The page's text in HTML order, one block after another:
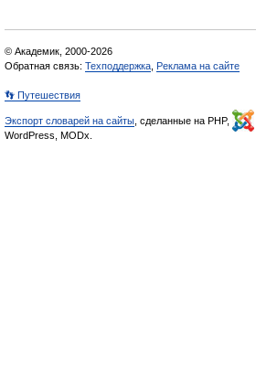
© Академик, 2000-2026
Обратная связь: Техподдержка Реклама на сайте
👣 Путешествия
Экспорт словарей на сайты , сделанные на PHP,
WordPress, MODx.